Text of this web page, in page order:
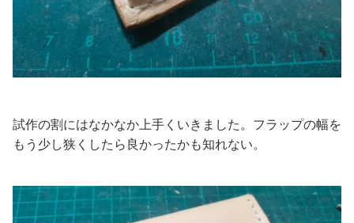
試作の割にはなかなか上手くいきました。フラップの幅を
もう少し狭くしたら良かったかも知れない。